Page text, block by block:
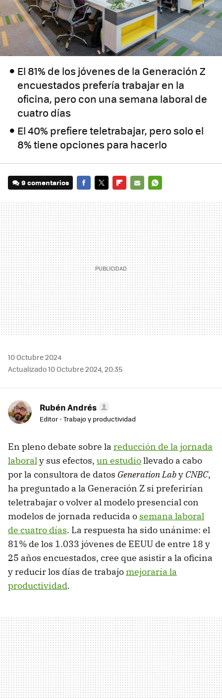
El 81% de los jóvenes de la Generación Z
encuestados prefería trabajar en la
oficina, pero con una semana laboral de
cuatro días
El 40% prefiere teletrabajar, pero solo el
8% tiene opciones para hacerlo
9 comentarios
MAIL
10 Octubre 2024
Actualizado 10 Octubre 2024, 20:35
Rubén Andrés
Editor - Trabajo y productividad
En pleno debate sobre la reducción de la jornada
laboraly sus efectos, un estudiollevado a cabo
por la consultora de datos Generation Laby CNBC,
ha preguntado a la Generación Z si preferirían
teletrabajar o volver al modelo presencial con
modelos de jornada reducida o semana laboral
de cuatro días. La respuesta ha sido unánime: el
81% de los 1.033 jóvenes de EEUU de entre 18 y
25 años encuestados, cree que asistir a la oficina
y reducir los días de trabajomejoraría la
productividad.